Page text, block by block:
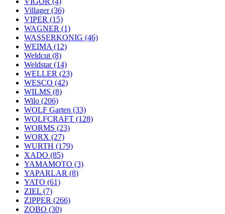
Villager(36)
VIPER (15)
WAGNER (1)
WASSERKONIG (46)
WEIMA (12)
Weldcut (8)
Weldstar(14)
WELLER (23)
WESCO (42)
WILMS (8)
Wilo (206)
WOLF Garten (33)
WOLFCRAFT (128)
WORMS (23)
WORX (27)
WURTH (179)
XADO (85)
YAMAMOTO (3)
YAPARLAR (8)
YATO (61)
ZIEL (7)
ZIPPER (266)
ZOBO (30)